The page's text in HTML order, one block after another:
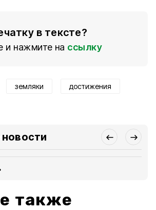
в тексте?
и нажмите на ссылку
земляки достижения
также